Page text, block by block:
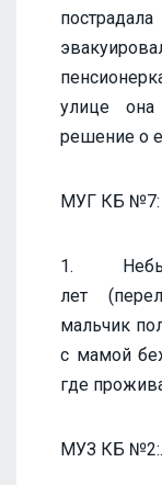
улице
решение о
МУГ КБ №7:
1.
лет
мальчик
с мамой
где
МУЗ КБ